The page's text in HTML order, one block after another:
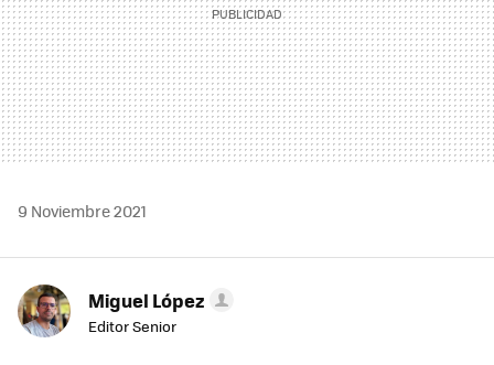
9 Noviembre 2021
Miguel López
Editor Senior